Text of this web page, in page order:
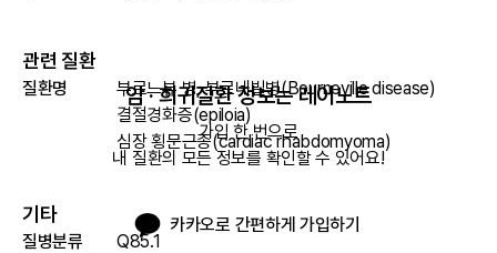
관련 질환
질환명
부르느뷰 병, 부르네빌병(Bourneville disease)
결절경화증(epiloia)
심장 횡문근종(cardiac rhabdomyoma)
기타
질병분류
Q85.1
암 · 희귀질환 정보는 레어노트
가입 한 번으로
내 질환의 모든 정보를 확인할 수 있어요!
카카오로 간편하게 가입하기